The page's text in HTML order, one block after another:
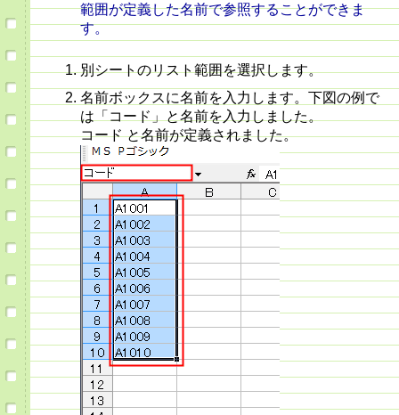
範囲が定義した名前で参照することができま
す。
別シートのリスト範囲を選択します。
名前ボックスに名前を入力します。下図の例で
は「コード」と名前を入力しました。
コード と名前が定義されました。